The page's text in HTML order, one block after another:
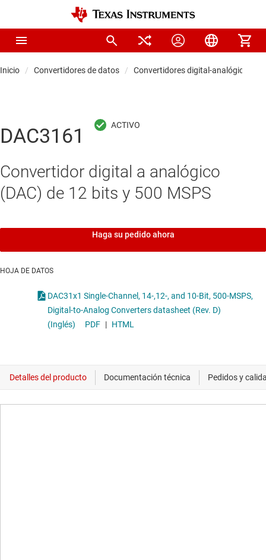
Inicio Convertidores de datos Convertidores digital-analógicos
DAC3161
Convertidor digital a analógico
(DAC) de 12 bits y 500 MSPS
Haga su pedido ahora
HOJA DE DATOS
DAC31x1 Single-Channel, 14-,12-, and 10-Bit, 500-MSPS,
Digital-to-Analog Converters datasheet (Rev. D)
(Inglés)
PDF | HTML